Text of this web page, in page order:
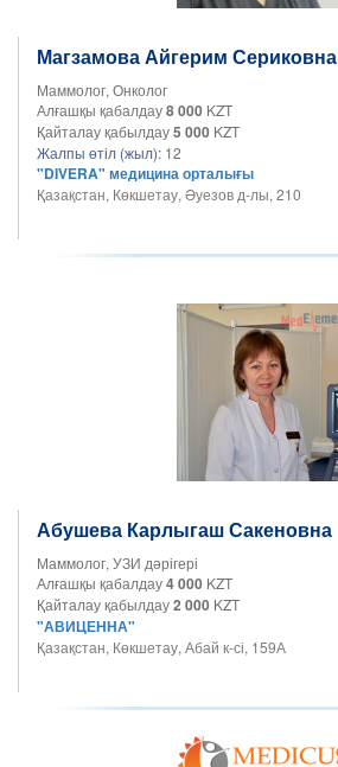
Магзамова Айгерим Сериковна
Маммолог, Онколог
Алғашқы қабалдау8 000 KZT
Қайталау қабылдау5 000 KZT
Жалпы өтіл (жыл): 12
"DIVERA" медицина орталығы
Қазақстан, Көкшетау, Әуезов д-лы, 210
Абушева Карлыгаш Сакеновна
Маммолог, УЗИ дәрігері
Алғашқы қабалдау4 000 KZT
Қайталау қабылдау2 000 KZT
"АВИЦЕННА"
Қазақстан, Көкшетау, Абай к-сі, 159А